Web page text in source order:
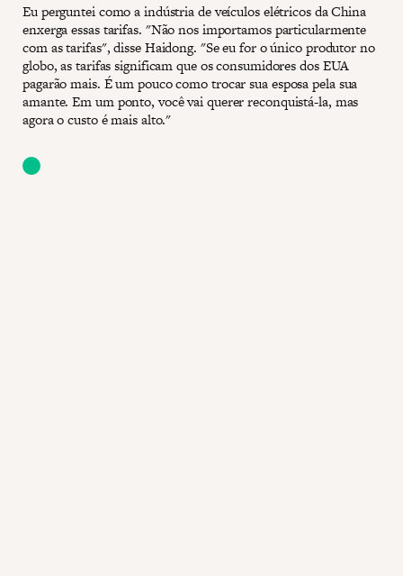
Eu perguntei como a indústria de veículos elétricos da China
enxerga essas tarifas. "Não nos importamos particularmente
com as tarifas", disse Haidong. "Se eu for o único produtor no
globo, as tarifas significam que os consumidores dos EUA
pagarão mais. É um pouco como trocar sua esposa pela sua
amante. Em um ponto, você vai querer reconquistá-la, mas
agora o custo é mais alto."